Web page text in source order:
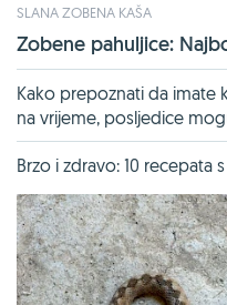
SLANA ZOBENA KAŠA
Zobene pahuljice:
Kako prepoznati da imate
na vrijeme, posljedice
Brzo i zdravo: 10 recepata